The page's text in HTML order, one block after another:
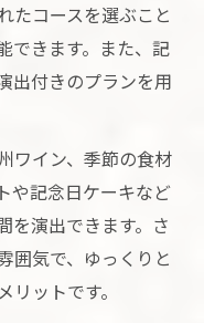
たコースを選ぶこと
できます。また、記
出付きのプランを用
ワイン、季節の食材
や記念日ケーキなど
を演出できます。さ
囲気で、ゆっくりと
ットです。